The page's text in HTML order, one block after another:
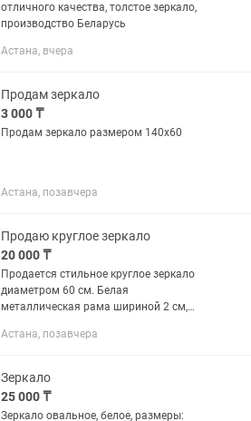
отличного качества, толстое зеркало,
производство Беларусь
Астана, вчера
Продам зеркало
3 000 ₸
Продам зеркало размером 140х60
Астана, позавчера
Продаю круглое зеркало
20 000 ₸
Продается стильное круглое зеркало
диаметром 60 см. Белая
металлическая рама шириной 2 см,
подойдет для прихожей, спальни,
Отличное...
Астана, позавчера
Зеркало
25 000 ₸
Зеркало овальное, белое, размеры: